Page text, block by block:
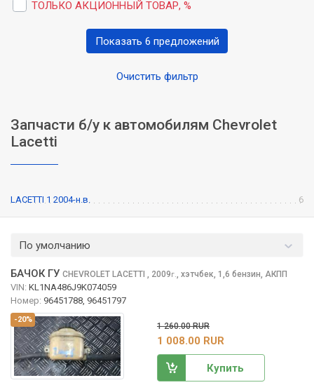
ТОЛЬКО АКЦИОННЫЙ ТОВАР, %
Очистить фильтр
Показать 6 предложений
Запчасти б/у к автомобилям Chevrolet
Lacetti
LACETTI 1 2004-н.в. 6
По умолчанию
-20%
БАЧОК ГУ CHEVROLET LACETTI , 2009г., хэтчбек, 1,6 бензин, АКПП
VIN: KL1NA486J9K074059
Номер: 96451788, 96451797
1 260.00 RUR
1 008.00 RUR
Купить